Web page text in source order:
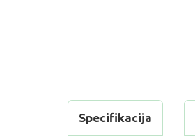
Specifikacija